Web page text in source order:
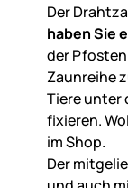
Der
haben Sie
der Pfosten
Zaunreihe
Tiere unter
fixieren.
im Shop.
Der